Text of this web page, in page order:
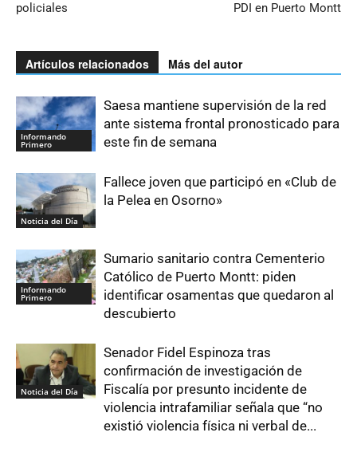
policiales
PDI en Puerto Montt
Artículos relacionados Más del autor
Informando
Primero
Saesa mantiene supervisión de la red
ante sistema frontal pronosticado para
este fin de semana
Noticia del Día
Fallece joven que participó en «Club de
la Pelea en Osorno»
Informando
Primero
Sumario sanitario contra Cementerio
Católico de Puerto Montt: piden
identificar osamentas que quedaron al
descubierto
Noticia del Día
Senador Fidel Espinoza tras
confirmación de investigación de
Fiscalía por presunto incidente de
violencia intrafamiliar señala que “no
existió violencia física ni verbal de...